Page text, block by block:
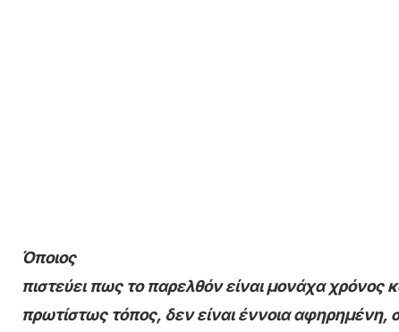
Όποιος
πιστεύει πως το παρελθόν είναι μονάχα χρόνος
πρωτίστως τόπος, δεν είναι έννοια